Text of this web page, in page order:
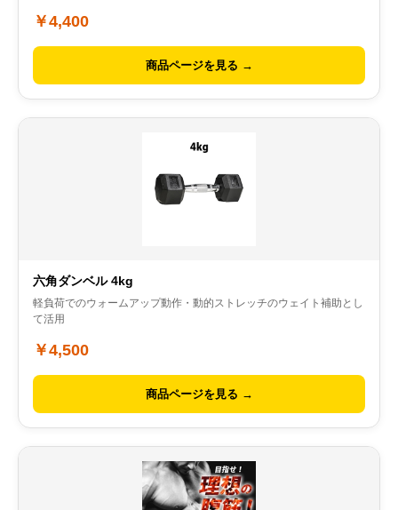
￥4,400
商品ページを見る →
六角ダンベル 4kg
軽負荷でのウォームアップ動作・動的ストレッチのウェイト補助とし
て活用
￥4,500
商品ページを見る →